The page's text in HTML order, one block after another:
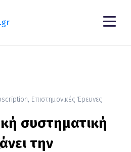
, Επιστημονικές Έρευνες
συστηματική
την